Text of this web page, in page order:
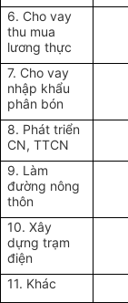
6. Cho vay
thu mua
lương thực
7. Cho vay
nhập khẩu
phân bón
8. Phát triển
CN, TTCN
9. Làm
đường nông
thôn
10. Xây
dựng trạm
điện
11. Khác